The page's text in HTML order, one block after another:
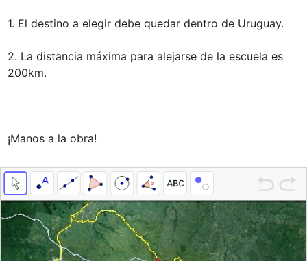
1. El destino a elegir debe quedar dentro de Uruguay.
2. La distancia máxima para alejarse de la escuela es
200km.
¡Manos a la obra!